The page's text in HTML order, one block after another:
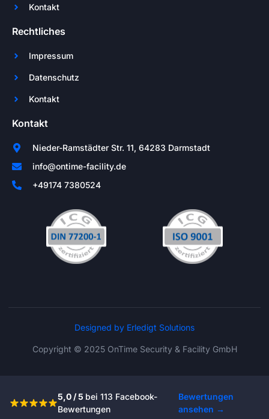
Kontakt
Rechtliches
Impressum
Datenschutz
Kontakt
Kontakt
Nieder-Ramstädter Str. 11, 64283 Darmstadt
info@ontime-facility.de
+49174 7380524
Designed by Erledigt Solutions
Copyright © 2025 OnTime Security & Facility GmbH
5,0 / 5 bei 113 Facebook-
Bewertungen
Bewertungen
ansehen →